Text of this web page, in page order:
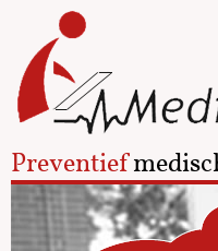
Preventief